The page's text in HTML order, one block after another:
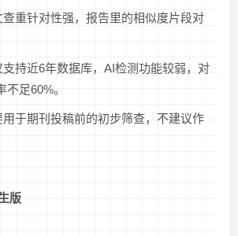
查重针对性强，报告里的相似度片段对
支持近6年数据库，AI检测功能较弱，对
足60%。
用于期刊投稿前的初步筛查，不建议作
版